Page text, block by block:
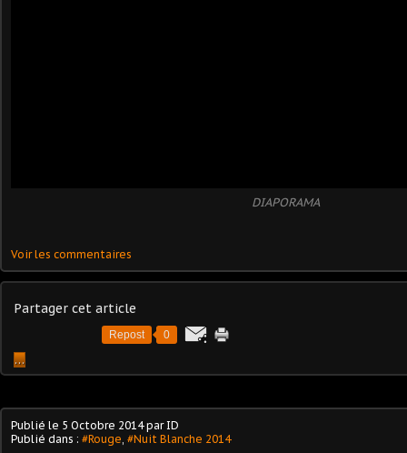
DIAPORAMA
Voir les commentaires
Partager cet article
Repost 0
…
Publié le 5 Octobre 2014par ID
Publié dans : #Rouge #Nuit Blanche 2014